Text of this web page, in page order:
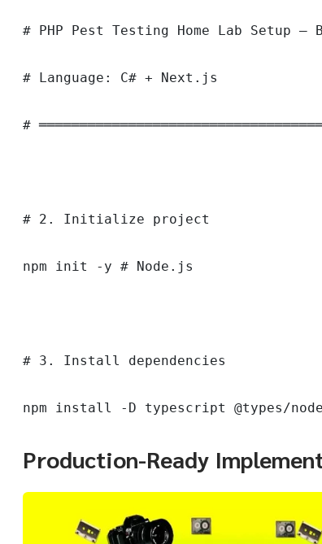
# PHP Pest Testing Home Lab Setup —
# Language: C# + Next.js
#
# 2. Initialize project
npm init -y # Node.js
# 3. Install dependencies
npm install -D typescript @types/
Production-Ready